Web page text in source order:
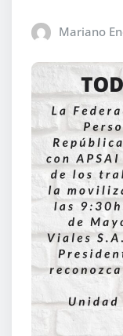
Mariano